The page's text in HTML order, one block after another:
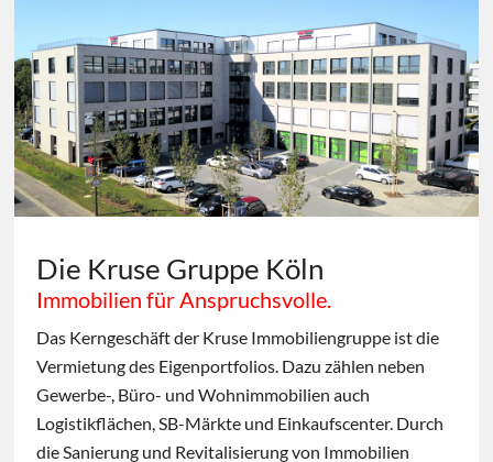
Die Kruse Gruppe Köln
Immobilien für Anspruchsvolle.
Das Kerngeschäft der Kruse Immobiliengruppe ist die
Vermietung des Eigenportfolios. Dazu zählen neben
Gewerbe-, Büro- und Wohnimmobilien auch
Logistikflächen, SB-Märkte und Einkaufscenter. Durch
die Sanierung und Revitalisierung von Immobilien